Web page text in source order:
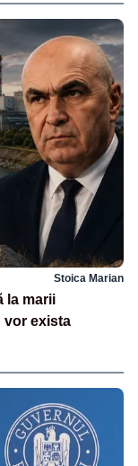
Stoica Marian
la marii
vor exista